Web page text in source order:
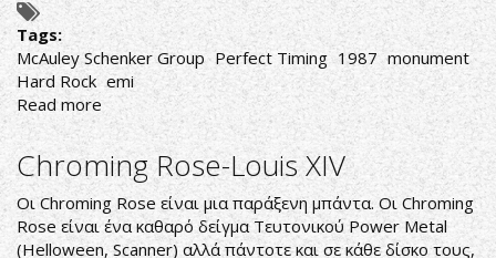
Tags:
McAuley Schenker Group Perfect Timing 1987 monument
Hard Rock emi
Read moreabout
McAuley
Schenker
Group
‎–
Perfect
Timing
Chroming Rose-Louis XIV
Οι Chroming Rose είναι μια παράξενη μπάντα. Οι Chroming
Rose είναι ένα καθαρό δείγμα Τευτονικού Power Metal
(Helloween, Scanner) αλλά πάντοτε και σε κάθε δίσκο τους,